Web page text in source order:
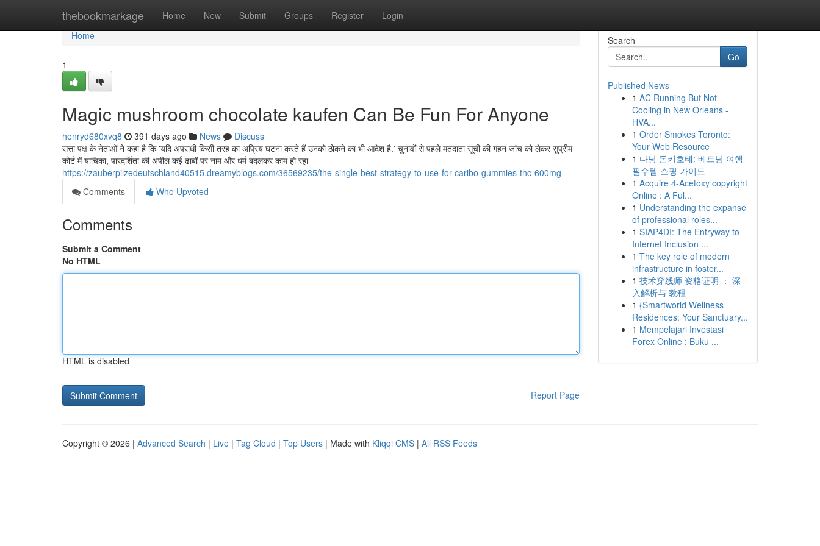
thebookmarkage Home New Submit Groups Register Login
Home
Home
1
Magic mushroom chocolate kaufen Can Be Fun For Anyone
henryd680xvq8 391 days ago News
Discuss
सत्ता पक्ष के नेताओं ने कहा है कि 'यदि अपराधी किसी तरह का अप्रिय घटना करते हैं उनको ठोकने का भी आदेश है.' चुनावों से पहले मतदाता सूची की गहन जांच को लेकर सुप्रीम
कोर्ट में याचिका, पारदर्शिता की अपील कई ढाबों पर नाम और धर्म बदलकर काम हो रहा
https://zauberpilzedeutschland40515.dreamyblogs.com/36569235/the-single-best-strategy-to-use-for-caribo-gummies-thc-600mg
Comments
Who Upvoted
Comments
Submit a Comment
No HTML
HTML is disabled
Report Page
Search
Go
Published News
1 AC Running But Not
Cooling in New Orleans -
HVA...
1 Order Smokes Toronto:
Your Web Resource
1 다낭 돈키호테: 베트남 여행
필수템 쇼핑 가이드
1 Acquire 4-Acetoxy copyright
Online : A Ful...
1 Understanding the expanse
of professional roles...
1 SIAP4DI: The Entryway to
Internet Inclusion ...
1 The key role of modern
infrastructure in foster...
1 技术穿线师 资格证明 ： 深
入解析与 教程
1 {Smartworld Wellness
Residences: Your Sanctuary...
1 Mempelajari Investasi
Forex Online : Buku ...
Copyright © 2026 | Advanced Search | Live | Tag Cloud | Top Users | Made with Kliqqi CMS | All RSS Feeds